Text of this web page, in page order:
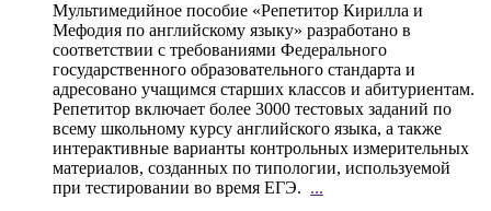
Мультимедийное пособие «Репетитор Кирилла и
Мефодия по английскому языку» разработано в
соответствии с требованиями Федерального
государственного образовательного стандарта и
адресовано учащимся старших классов и абитуриентам.
Репетитор включает более 3000 тестовых заданий по
всему школьному курсу английского языка, а также
интерактивные варианты контрольных измерительных
материалов, созданных по типологии, используемой
при тестировании во время ЕГЭ. ...